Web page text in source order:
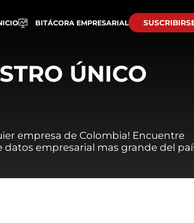
BITÁCORA EMPRESARIAL
ÚNICO
empresa de Colombia! Encuentre
datos empresarial mas grande del